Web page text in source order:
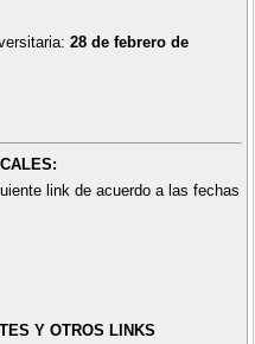
28​ de febrero de
link de acuerdo a las fechas
Y OTROS LINKS